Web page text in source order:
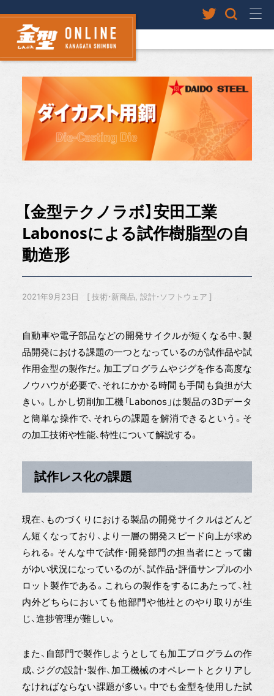
【金型テクノラボ】安田工業
Labonosによる試作樹脂型の自
動造形
2021年9月23日 技術・新商品 設計・ソフトウェア
自動車や電子部品などの開発サイクルが短くなる中、製
品開発における課題の一つとなっているのが試作品や試
作用金型の製作だ。加工プログラムやジグを作る高度な
ノウハウが必要で、それにかかる時間も手間も負担が大
きい。しかし切削加工機「Labonos」は製品の3Dデータ
と簡単な操作で、それらの課題を解消できるという。そ
の加工技術や性能、特性について解説する。
試作レス化の課題
現在、ものづくりにおける製品の開発サイクルはどんど
ん短くなっており、より一層の開発スピード向上が求め
られる。そんな中で試作・開発部門の担当者にとって歯
がゆい状況になっているのが、試作品・評価サンプルの小
ロット製作である。これらの製作をするにあたって、社
内外どちらにおいても他部門や他社とのやり取りが生
じ、進捗管理が難しい。
また、自部門で製作しようとしても加工プログラムの作
成、ジグの設計・製作、加工機械のオペレートとクリアし
なければならない課題が多い。中でも金型を使用した試